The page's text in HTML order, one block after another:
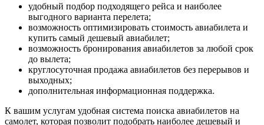
удобный подбор подходящего рейса и наиболее
выгодного варианта перелета;
возможность оптимизировать стоимость авиабилета и
купить самый дешевый авиабилет;
возможность бронирования авиабилетов за любой срок
до вылета;
круглосуточная продажа авиабилетов без перерывов и
выходных;
дополнительная информационная поддержка.
К вашим услугам удобная система поиска авиабилетов на
самолет, которая позволит подобрать наиболее дешевый и